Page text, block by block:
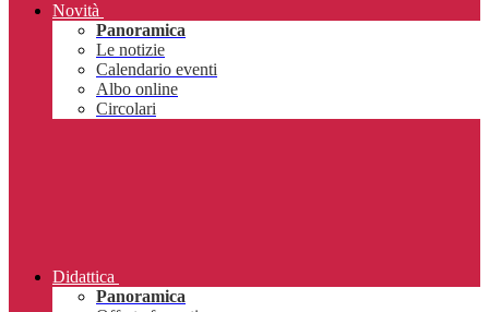
Novità
Panoramica
Le notizie
Calendario eventi
Albo online
Circolari
Didattica
Panoramica